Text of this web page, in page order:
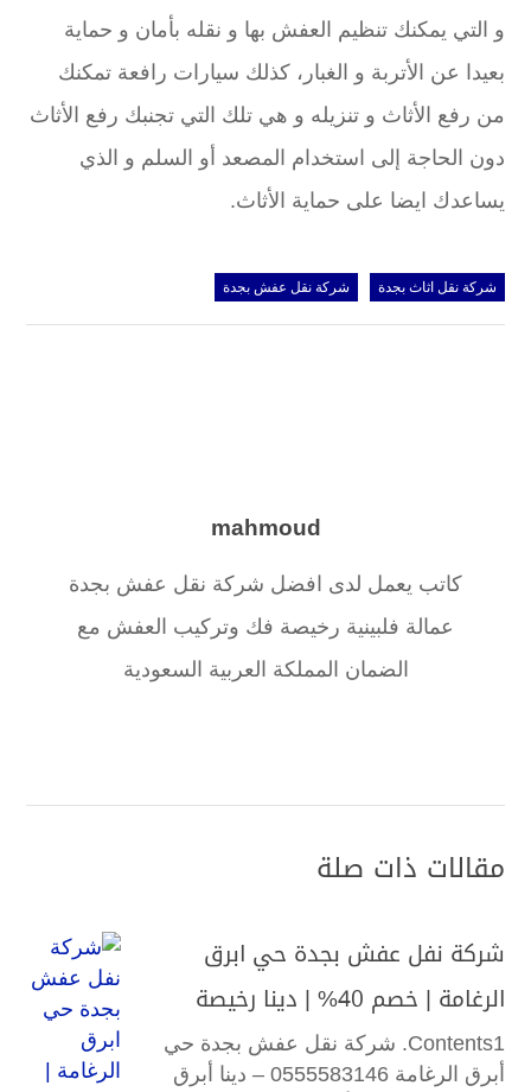
و التي يمكنك تنظيم العفش بها و نقله بأمان و حماية
بعيدا عن الأتربة و الغبار، كذلك سيارات رافعة تمكنك
من رفع الأثاث و تنزيله و هي تلك التي تجنبك رفع الأثاث
دون الحاجة إلى استخدام المصعد أو السلم و الذي
يساعدك ايضا على حماية الأثاث.
شركة نقل اثاث بجدة شركة نقل عفش بجدة
mahmoud
كاتب يعمل لدى افضل شركة نقل عفش بجدة
عمالة فلبينية رخيصة فك وتركيب العفش مع
الضمان المملكة العربية السعودية
مقالات ذات صلة
شركة نفل عفش بجدة حي ابرق
الرغامة | خصم 40% | دينا رخيصة
Contents1. شركة نقل عفش بجدة حي
أبرق الرغامة 0555583146 – دينا أبرق